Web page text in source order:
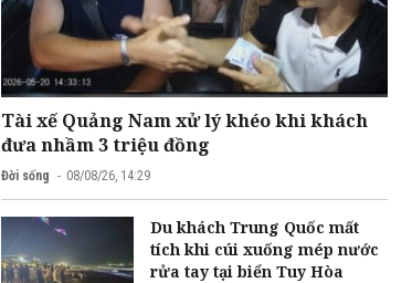
Tài xế Quảng Nam xử lý khéo khi khách
đưa nhầm 3 triệu đồng
Đời sống 08/08/26, 14:29
Du khách Trung Quốc mất
tích khi cúi xuống mép nước
rửa tay tại biển Tuy Hòa